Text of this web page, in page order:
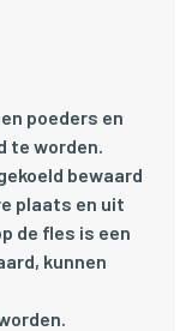
poeders en
te worden.
bewaard
plaats en uit
de fles is een
kunnen